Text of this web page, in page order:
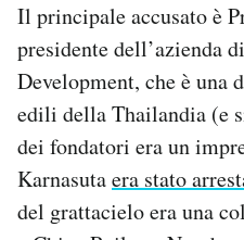
Il principale accusato è
presidente dell’azienda
Development, che è una
edili della Thailandia (e
dei fondatori era un
Karnasutaera stato
del grattacielo era una